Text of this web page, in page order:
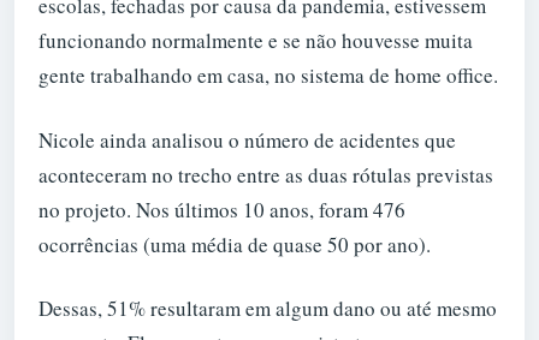
funcionando normalmente e se não houvesse muita
gente trabalhando em casa, no sistema de home office.
Nicole ainda analisou o número de acidentes que
aconteceram no trecho entre as duas rótulas previstas
no projeto. Nos últimos 10 anos, foram 476
ocorrências (uma média de quase 50 por ano).
Dessas, 51% resultaram em algum dano ou até mesmo